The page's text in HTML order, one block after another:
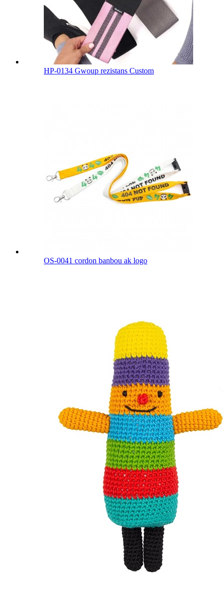
HP-0134 Gwoup rezistans Custom
OS-0041 cordon banbou ak logo